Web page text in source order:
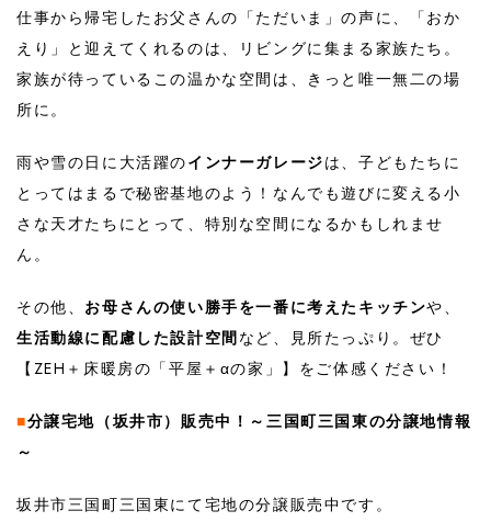
仕事から帰宅したお父さんの「ただいま」の声に、「おか
えり」と迎えてくれるのは、リビングに集まる家族たち。
家族が待っているこの温かな空間は、きっと唯一無二の場
所に。
雨や雪の日に大活躍のインナーガレージは、子どもたちに
とってはまるで秘密基地のよう！なんでも遊びに変える小
さな天才たちにとって、特別な空間になるかもしれませ
ん。
その他、 お母さんの使い勝手を一番に考えたキッチンや、
生活動線に配慮した設計空間など、見所たっぷり。ぜひ
【ZEH＋床暖房の「平屋＋αの家」】をご体感ください！
■分譲宅地（坂井市）販売中！～三国町三国東の分譲地情報
～
坂井市三国町三国東にて宅地の分譲販売中です。